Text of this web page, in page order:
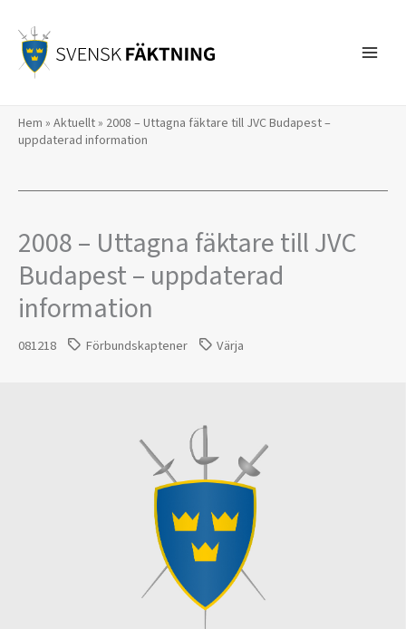
innehåll
Hem » Aktuellt» 2008 – Uttagna fäktare till JVC Budapest –
uppdaterad information
2008 – Uttagna fäktare till JVC
Budapest – uppdaterad
information
081218 Förbundskaptener Värja